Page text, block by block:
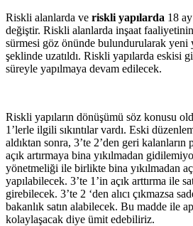
Riskli alanlarda ve riskli yapılarda 18
değiştir. Riskli alanlarda inşaat
sürmesi göz önünde bulundurularak yeni
şeklinde uzatıldı. Riskli yapılarda eskisi
süreyle yapılmaya devam edilecek.
Riskli yapıların dönüşümü söz konusu
1’lerle ilgili sıkıntılar vardı. Eski
aldıktan sonra, 3’te 2’den geri kalanların
açık artırmaya bina yıkılmadan
yönetmeliği ile birlikte bina yıkılmadan
yapılabilecek. 3’te 1’in açık arttırma ile
girebilecek. 3’te 2 ‘den alıcı çıkmazsa
bakanlık satın alabilecek. Bu madde ile
kolaylaşacak diye ümit edebiliriz.